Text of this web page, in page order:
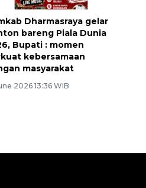
Dharmasraya gelar
bareng Piala Dunia
Bupati : momen
kebersamaan
masyarakat
2026 13:36 WIB